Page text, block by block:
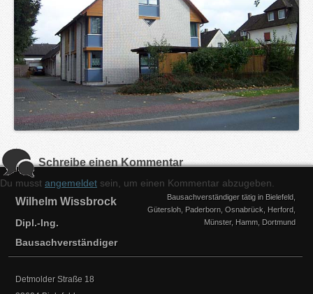
Schreibe einen Kommentar
Du musst angemeldet sein, um einen Kommentar abzugeben.
Bausachverständiger tätig in Bielefeld,
Gütersloh, Paderborn, Osnabrück, Herford,
Münster, Hamm, Dortmund
Wilhelm Wissbrock
Dipl.-Ing.
Bausachverständiger
Detmolder Straße 18